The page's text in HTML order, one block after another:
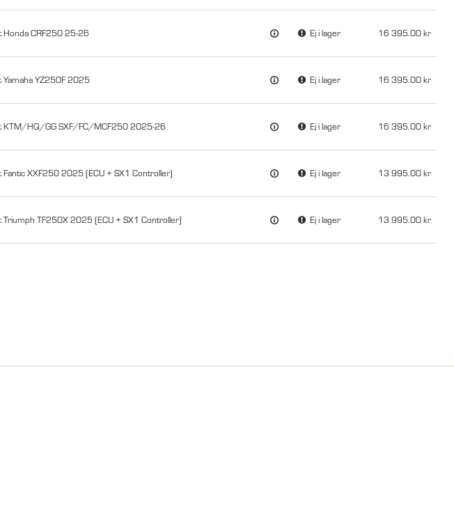
Honda CRF250 25-26 Ej i lager 16 395.00
Yamaha YZ250F 2025 Ej i lager 16 395.00
KTM/HQ/GG SXF/FC/MCF250 2025-26 Ej i lager 16 395.00
Fantic XXF250 2025 (ECU + SX1 Controller) Ej i lager 13 995.00
Triumph TF250X 2025 (ECU + SX1 Controller) Ej i lager 13 995.00